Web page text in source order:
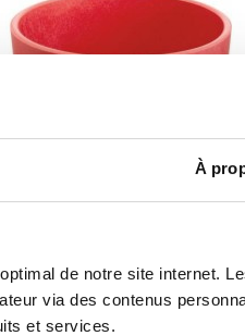
À
de notre site internet.
via des contenus
et services.
végétal réutilisable
rouge 20 cl - par 18